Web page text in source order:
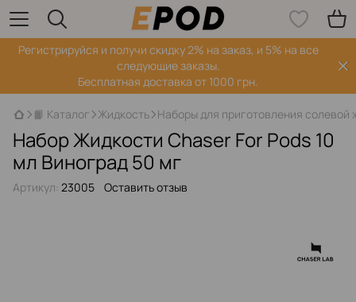
Регистрируйся‌ и получи скидку 2% на заказ, и 5% на все
следующие заказы.
Бесплатная доставка от 1000 грн.
📙 Каталог Жидкость Наборы для приготовления солевой
Набор Жидкости Chaser For Pods 10
мл Виноград 50 мг
Артикул: 23005 Оставить отзыв